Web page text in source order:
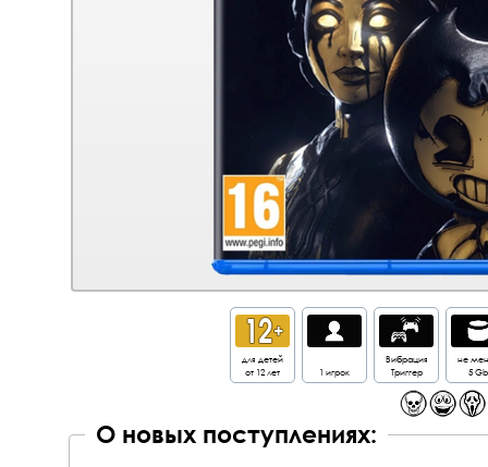
для детей
от 12 лет
1 игрок
Вибрация
Триггер
не
5 Gb
О новых поступлениях: